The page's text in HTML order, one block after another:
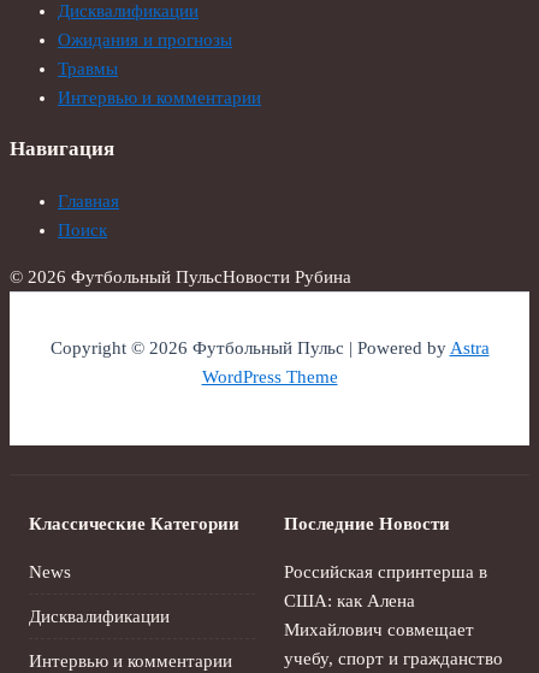
Дисквалификации
Ожидания и прогнозы
Травмы
Интервью и комментарии
Навигация
Главная
Поиск
© 2026 Футбольный ПульсНовости Рубина
Copyright © 2026 Футбольный Пульс | Powered byAstra
WordPress Theme
Классические Категории
News
Дисквалификации
Интервью и комментарии
Последние Новости
Российская спринтерша в
США: как Алена
Михайлович совмещает
учебу, спорт и гражданство